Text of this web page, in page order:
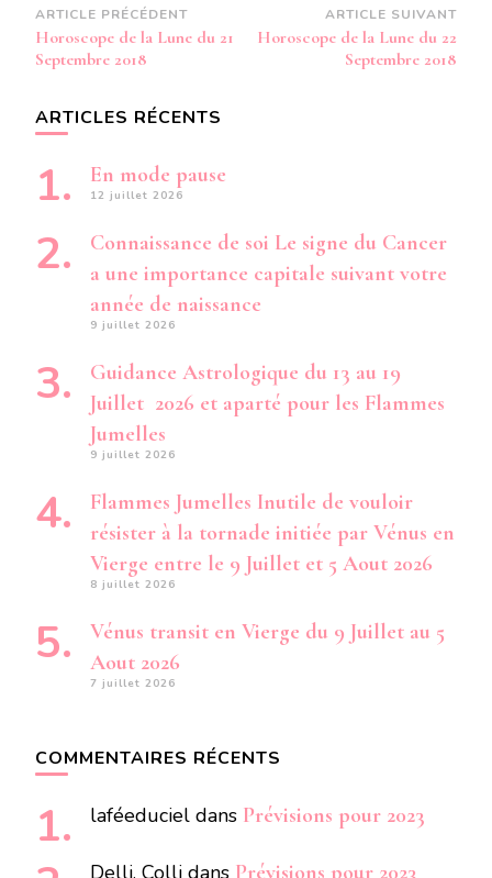
Navigation
d’article
ARTICLE PRÉCÉDENT
Horoscope de la Lune du 21
Septembre 2018
ARTICLE SUIVANT
Horoscope de la Lune du 22
Septembre 2018
ARTICLES RÉCENTS
En mode pause
12 juillet 2026
Connaissance de soi Le signe du Cancer
a une importance capitale suivant votre
année de naissance
9 juillet 2026
Guidance Astrologique du 13 au 19
Juillet 2026 et aparté pour les Flammes
Jumelles
9 juillet 2026
Flammes Jumelles Inutile de vouloir
résister à la tornade initiée par Vénus en
Vierge entre le 9 Juillet et 5 Aout 2026
8 juillet 2026
Vénus transit en Vierge du 9 Juillet au 5
Aout 2026
7 juillet 2026
COMMENTAIRES RÉCENTS
laféeduciel dans Prévisions pour 2023
Delli. Colli dans Prévisions pour 2023